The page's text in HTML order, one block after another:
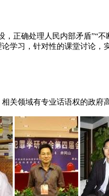
正确处理人民内部矛盾”“
学习，针对性的课堂讨论
关领域有专业话语权的政府